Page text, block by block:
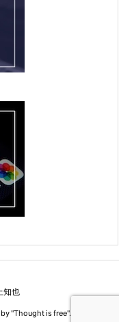
知也
"Thought is free".